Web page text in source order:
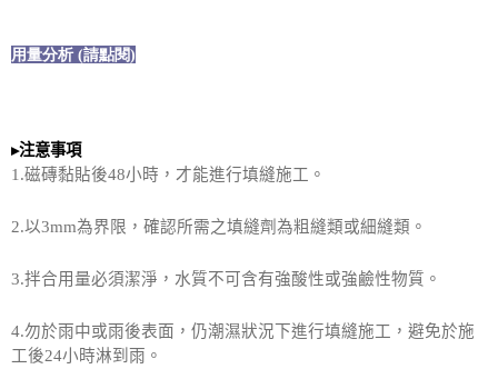
用量分析 (請點閱)
▸注意事項
1.磁磚黏貼後48小時，才能進行填縫施工。
2.以3mm為界限，確認所需之填縫劑為粗縫類或細縫類。
3.拌合用量必須潔淨，水質不可含有強酸性或強鹼性物質。
4.勿於雨中或雨後表面，仍潮濕狀況下進行填縫施工，避免於施
工後24小時淋到雨。